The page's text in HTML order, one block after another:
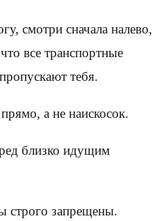
смотри сначала налево,
все транспортные
тебя.
а не наискосок.
близко идущим
строго запрещены.